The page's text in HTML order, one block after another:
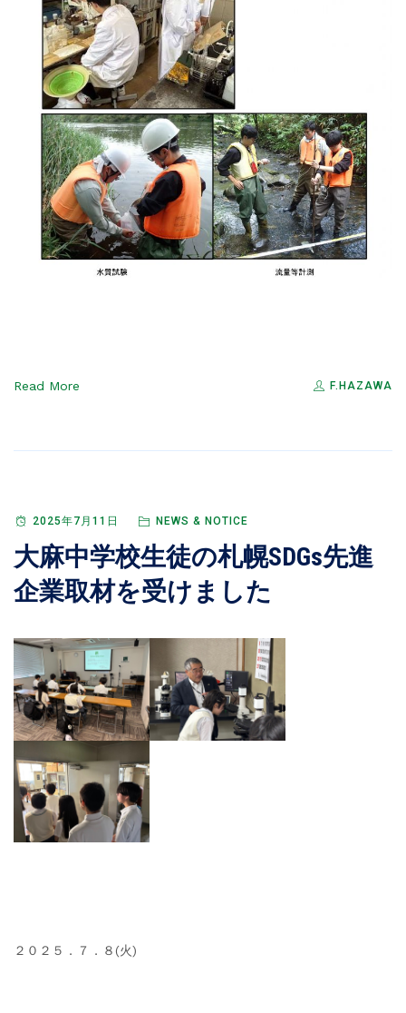
Read More F.HAZAWA
2025年7月11日 NEWS & NOTICE
大麻中学校生徒の札幌SDGs先進
企業取材を受けました
２０２５．７．８(火)